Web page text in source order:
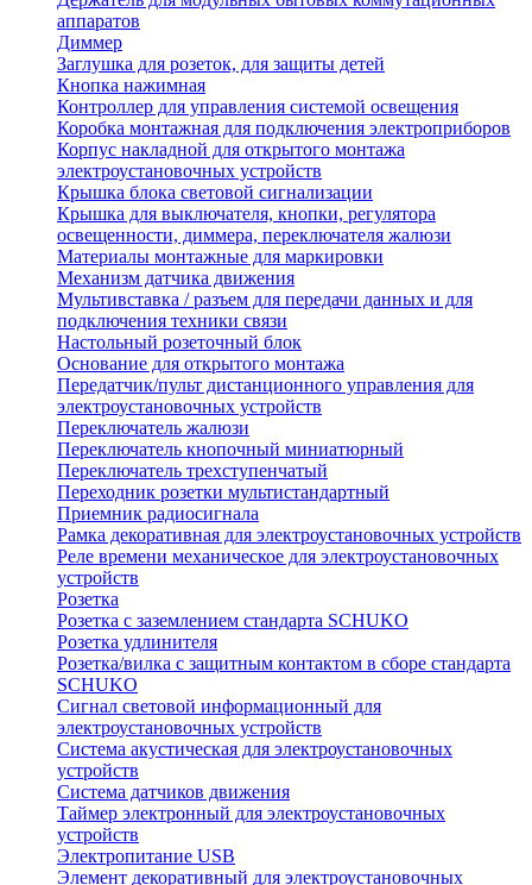
аппаратов
Диммер
Заглушка для розеток, для защиты детей
Кнопка нажимная
Контроллер для управления системой освещения
Коробка монтажная для подключения электроприборов
Корпус накладной для открытого монтажа
электроустановочных устройств
Крышка блока световой сигнализации
Крышка для выключателя, кнопки, регулятора
освещенности, диммера, переключателя жалюзи
Материалы монтажные для маркировки
Механизм датчика движения
Мультивставка / разъем для передачи данных и для
подключения техники связи
Настольный розеточный блок
Основание для открытого монтажа
Передатчик/пульт дистанционного управления для
электроустановочных устройств
Переключатель жалюзи
Переключатель кнопочный миниатюрный
Переключатель трехступенчатый
Переходник розетки мультистандартный
Приемник радиосигнала
Рамка декоративная для электроустановочных устройств
Реле времени механическое для электроустановочных
устройств
Розетка
Розетка с заземлением стандарта SCHUKO
Розетка удлинителя
Розетка/вилка с защитным контактом в сборе стандарта
SCHUKO
Сигнал световой информационный для
электроустановочных устройств
Система акустическая для электроустановочных
устройств
Система датчиков движения
Таймер электронный для электроустановочных
устройств
Электропитание USB
Элемент декоративный для электроустановочных